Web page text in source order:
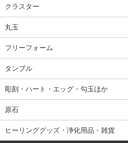
クラスター
丸玉
フリーフォーム
タンブル
彫刻・ハート・エッグ・勾玉ほか
原石
ヒーリンググッズ・浄化用品・雑貨